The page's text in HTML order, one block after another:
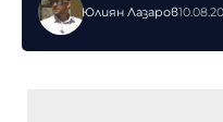
Юлиян Лазаров